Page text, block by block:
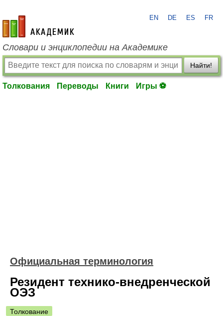
academic.ru
EN DE ES FR
Словари и энциклопедии на Академике
Найти!
Толкования Переводы Книги Игры ⚽
Официальная терминология
Резидент технико-внедренческой
ОЭЗ
Толкование